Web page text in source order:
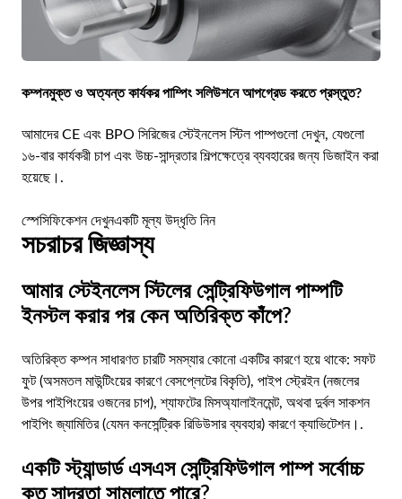
কম্পনমুক্ত ও অত্যন্ত কার্যকর পাম্পিং সলিউশনে আপগ্রেড করতে প্রস্তুত?
আমাদের CE এবং BPO সিরিজের স্টেইনলেস স্টিল পাম্পগুলো দেখুন, যেগুলো
১৬-বার কার্যকরী চাপ এবং উচ্চ-সান্দ্রতার শিল্পক্ষেত্রে ব্যবহারের জন্য ডিজাইন করা
হয়েছে।.
স্পেসিফিকেশন দেখুনএকটি মূল্য উদ্ধৃতি নিন
সচরাচর জিজ্ঞাস্য
আমার স্টেইনলেস স্টিলের সেন্ট্রিফিউগাল পাম্পটি
ইনস্টল করার পর কেন অতিরিক্ত কাঁপে?
অতিরিক্ত কম্পন সাধারণত চারটি সমস্যার কোনো একটির কারণে হয়ে থাকে: সফট
ফুট (অসমতল মাউন্টিংয়ের কারণে বেসপ্লেটের বিকৃতি), পাইপ স্ট্রেইন (নজলের
উপর পাইপিংয়ের ওজনের চাপ), শ্যাফটের মিসঅ্যালাইনমেন্ট, অথবা দুর্বল সাকশন
পাইপিং জ্যামিতির (যেমন কনসেন্ট্রিক রিডিউসার ব্যবহার) কারণে ক্যাভিটেশন।.
একটি স্ট্যান্ডার্ড এসএস সেন্ট্রিফিউগাল পাম্প সর্বোচ্চ